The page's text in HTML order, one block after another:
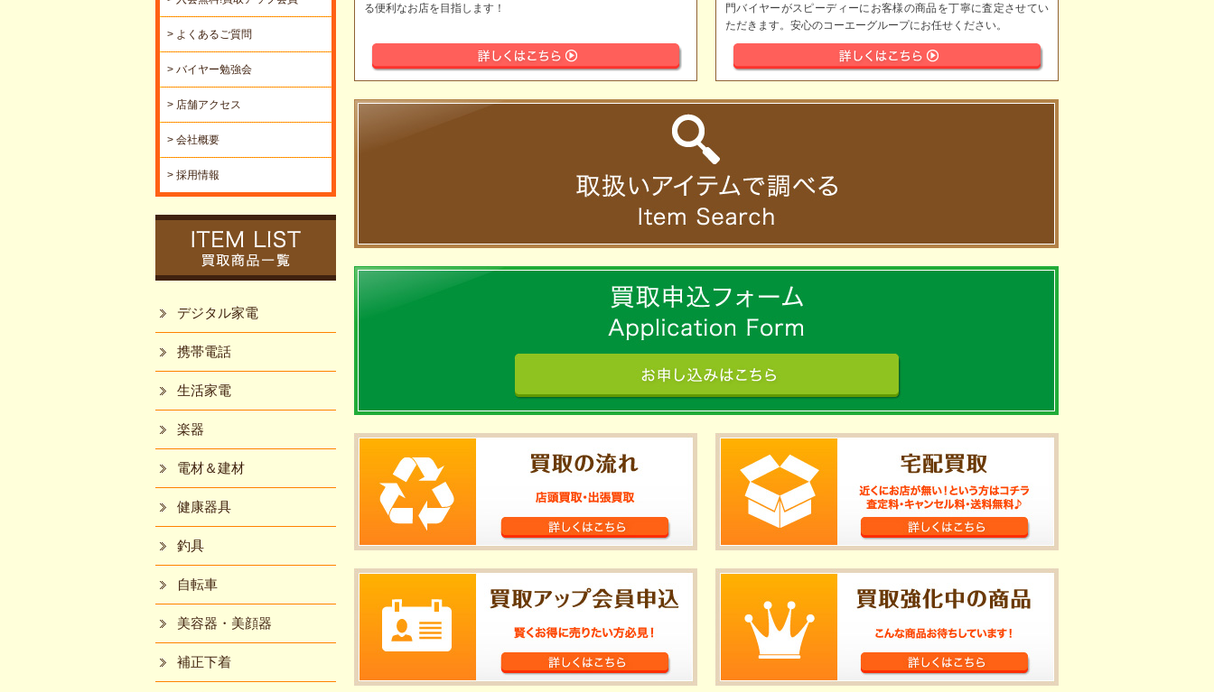
る便利なお店を目指します！
門バイヤーがスピーディーにお客様の商品を丁寧に査定させてい
ただきます。安心のコーエーグループにお任せください。
> よくあるご質問
> バイヤー勉強会
> 店舗アクセス
> 会社概要
> 採用情報
デジタル家電
携帯電話
生活家電
楽器
電材＆建材
健康器具
釣具
自転車
美容器・美顔器
補正下着